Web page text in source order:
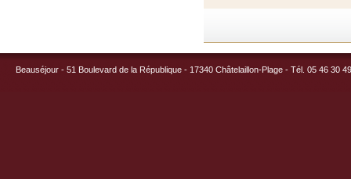
Beauséjour - 51 Boulevard de la République - 17340 Châtelaillon-Plage - Tél. 05 46 30